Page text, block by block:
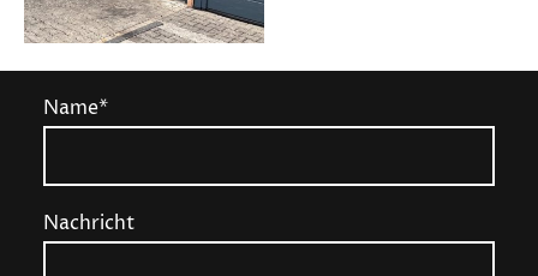
Name*
Nachricht